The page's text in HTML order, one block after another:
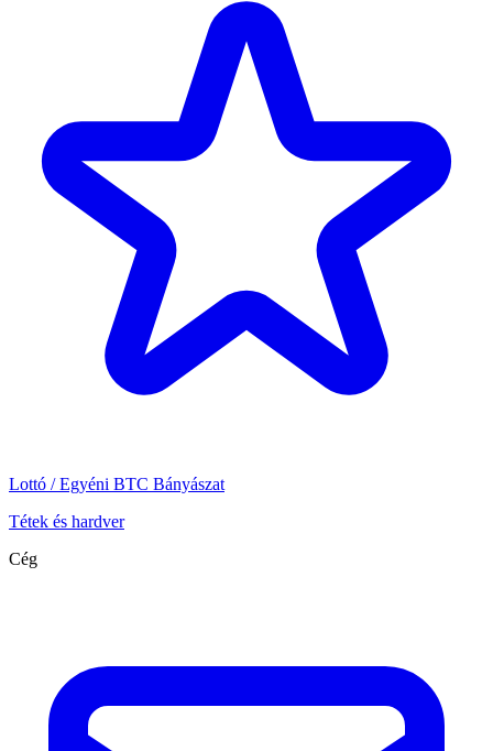
Lottó / Egyéni BTC Bányászat
Tétek és hardver
Cég